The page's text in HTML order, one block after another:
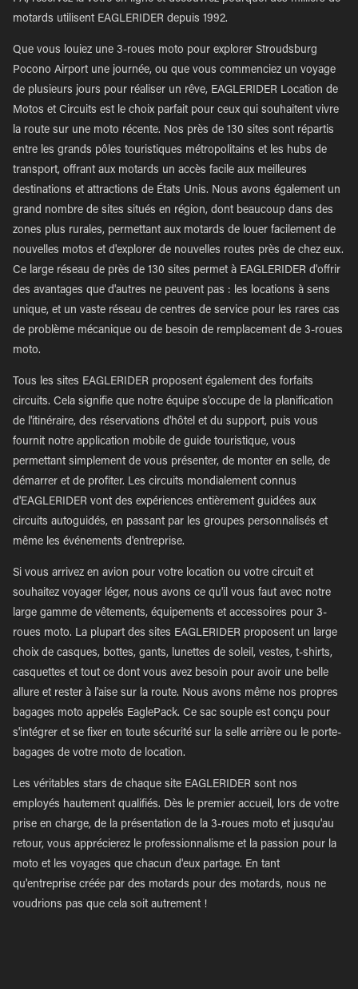
motards utilisent EAGLERIDER depuis 1992.
Que vous louiez une 3-roues moto pour explorer Stroudsburg
Pocono Airport une journée, ou que vous commenciez un voyage
de plusieurs jours pour réaliser un rêve, EAGLERIDER Location de
Motos et Circuits est le choix parfait pour ceux qui souhaitent vivre
la route sur une moto récente. Nos près de 130 sites sont répartis
entre les grands pôles touristiques métropolitains et les hubs de
transport, offrant aux motards un accès facile aux meilleures
destinations et attractions de États Unis. Nous avons également un
grand nombre de sites situés en région, dont beaucoup dans des
zones plus rurales, permettant aux motards de louer facilement de
nouvelles motos et d'explorer de nouvelles routes près de chez eux.
Ce large réseau de près de 130 sites permet à EAGLERIDER d'offrir
des avantages que d'autres ne peuvent pas : les locations à sens
unique, et un vaste réseau de centres de service pour les rares cas
de problème mécanique ou de besoin de remplacement de 3-roues
moto.
Tous les sites EAGLERIDER proposent également des forfaits
circuits. Cela signifie que notre équipe s'occupe de la planification
de l'itinéraire, des réservations d'hôtel et du support, puis vous
fournit notre application mobile de guide touristique, vous
permettant simplement de vous présenter, de monter en selle, de
démarrer et de profiter. Les circuits mondialement connus
d'EAGLERIDER vont des expériences entièrement guidées aux
circuits autoguidés, en passant par les groupes personnalisés et
même les événements d'entreprise.
Si vous arrivez en avion pour votre location ou votre circuit et
souhaitez voyager léger, nous avons ce qu'il vous faut avec notre
large gamme de vêtements, équipements et accessoires pour 3-
roues moto. La plupart des sites EAGLERIDER proposent un large
choix de casques, bottes, gants, lunettes de soleil, vestes, t-shirts,
casquettes et tout ce dont vous avez besoin pour avoir une belle
allure et rester à l'aise sur la route. Nous avons même nos propres
bagages moto appelés EaglePack. Ce sac souple est conçu pour
s'intégrer et se fixer en toute sécurité sur la selle arrière ou le porte-
bagages de votre moto de location.
Les véritables stars de chaque site EAGLERIDER sont nos
employés hautement qualifiés. Dès le premier accueil, lors de votre
prise en charge, de la présentation de la 3-roues moto et jusqu'au
retour, vous apprécierez le professionnalisme et la passion pour la
moto et les voyages que chacun d'eux partage. En tant
qu'entreprise créée par des motards pour des motards, nous ne
voudrions pas que cela soit autrement !